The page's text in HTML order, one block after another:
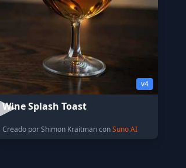
v4
Wine Splash Toast
Creado por Shimon Kraitman conSuno AI